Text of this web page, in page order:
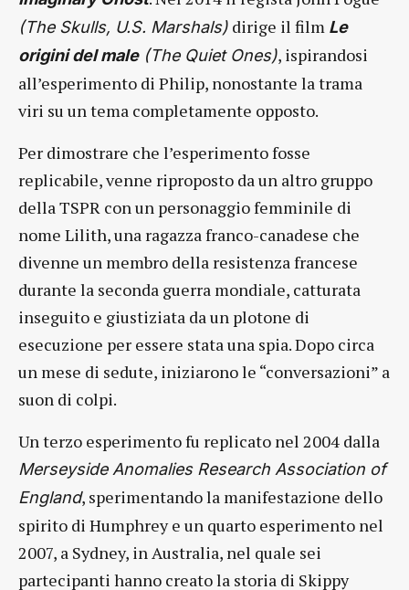
(The Skulls, U.S. Marshals) dirige il film Le
origini del male(The Quiet Ones), ispirandosi
all’esperimento di Philip, nonostante la trama
viri su un tema completamente opposto.
Per dimostrare che l’esperimento fosse
replicabile, venne riproposto da un altro gruppo
della TSPR con un personaggio femminile di
nome Lilith, una ragazza franco-canadese che
divenne un membro della resistenza francese
durante la seconda guerra mondiale, catturata
inseguito e giustiziata da un plotone di
esecuzione per essere stata una spia. Dopo circa
un mese di sedute, iniziarono le “conversazioni” a
suon di colpi.
Un terzo esperimento fu replicato nel 2004 dalla
Merseyside Anomalies Research Association of
England, sperimentando la manifestazione dello
spirito di Humphrey e un quarto esperimento nel
2007, a Sydney, in Australia, nel quale sei
partecipanti hanno creato la storia di Skippy